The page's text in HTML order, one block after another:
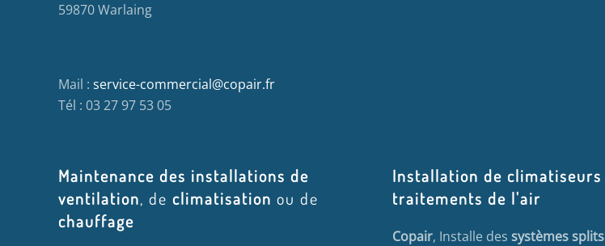
59870 Warlaing
Mail : service-commercial@copair.fr
Tél : 03 27 97 53 05
Maintenance des installations de
ventilation, de climatisation ou de
chauffage
Installation de climatiseurs
traitements de l'air
Copair, Installe des systèmes splits